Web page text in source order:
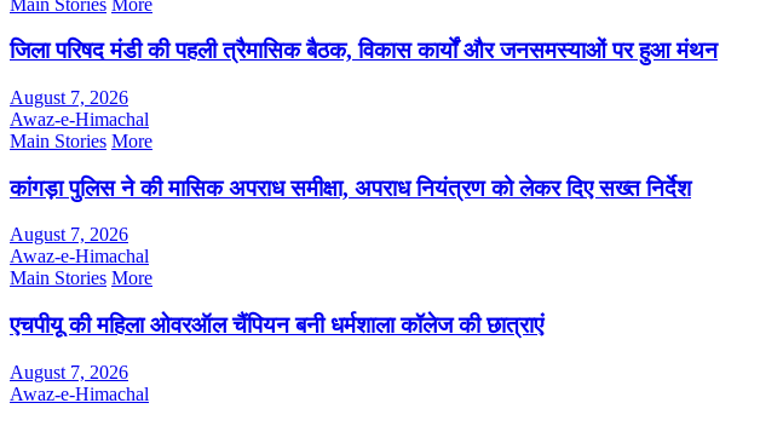
जिला परिषद मंडी की पहली त्रैमासिक बैठक, विकास कार्यों और जनसमस्याओं पर हुआ मंथन
August 7, 2026
Awaz-e-Himachal
Main Stories More
कांगड़ा पुलिस ने की मासिक अपराध समीक्षा, अपराध नियंत्रण को लेकर दिए सख्त निर्देश
August 7, 2026
Awaz-e-Himachal
Main Stories More
एचपीयू की महिला ओवरऑल चैंपियन बनी धर्मशाला कॉलेज की छात्राएं
August 7, 2026
Awaz-e-Himachal